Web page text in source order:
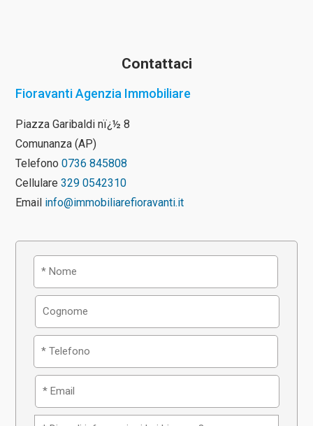
Contattaci
Fioravanti Agenzia Immobiliare
Piazza Garibaldi nï¿½ 8
Comunanza (AP)
Telefono 0736 845808
Cellulare 329 0542310
Email info@immobiliarefioravanti.it